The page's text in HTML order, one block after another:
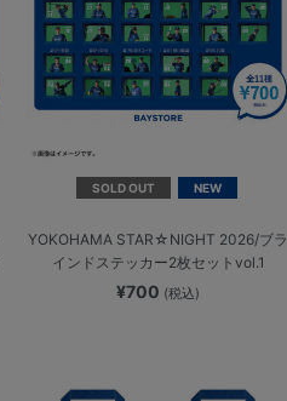
SOLD OUT NEW
YOKOHAMA STAR☆NIGHT 2026/ブラ
インドステッカー2枚セットvol.1
¥700 (税込)